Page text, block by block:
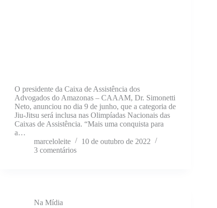
O presidente da Caixa de Assistência dos
Advogados do Amazonas – CAAAM, Dr. Simonetti
Neto, anunciou no dia 9 de junho, que a categoria de
Jiu-Jitsu será inclusa nas Olimpíadas Nacionais das
Caixas de Assistência. “Mais uma conquista para
a…
marceloleite
10 de outubro de 2022
3 comentários
Na Mídia